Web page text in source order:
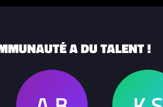
A DU TALENT !